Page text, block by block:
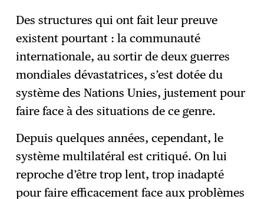
Des structures qui ont fait leur preuve
existent pourtant : la communauté
internationale, au sortir de deux guerres
mondiales dévastatrices, s’est dotée du
système des Nations Unies, justement pour
faire face à des situations de ce genre.
Depuis quelques années, cependant, le
système multilatéral est critiqué. On lui
reproche d’être trop lent, trop inadapté
pour faire efficacement face aux problèmes